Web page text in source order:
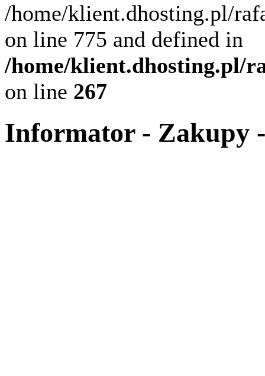
/home/klient.dhosting.pl/
on line 775 and defined in
/home/klient.dhosting.pl/
on line 267
Informator - Zakupy